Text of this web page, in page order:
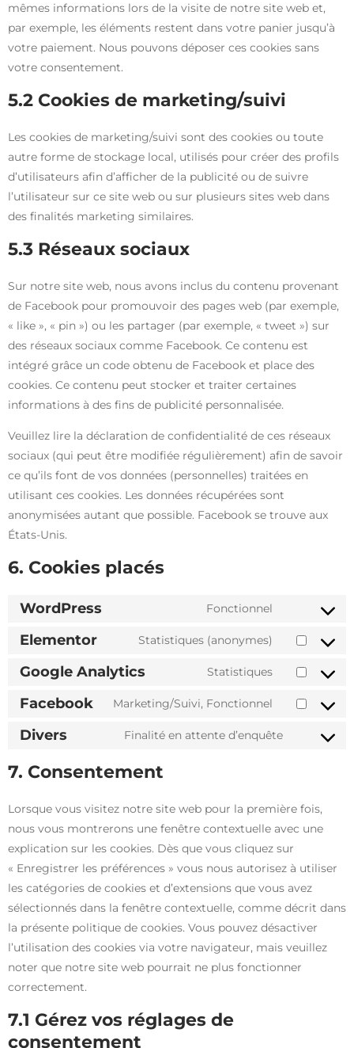
mêmes informations lors de la visite de notre site web et,
par exemple, les éléments restent dans votre panier jusqu’à
votre paiement. Nous pouvons déposer ces cookies sans
votre consentement.
5.2 Cookies de marketing/suivi
Les cookies de marketing/suivi sont des cookies ou toute
autre forme de stockage local, utilisés pour créer des profils
d’utilisateurs afin d’afficher de la publicité ou de suivre
l’utilisateur sur ce site web ou sur plusieurs sites web dans
des finalités marketing similaires.
5.3 Réseaux sociaux
Sur notre site web, nous avons inclus du contenu provenant
de Facebook pour promouvoir des pages web (par exemple,
« like », « pin ») ou les partager (par exemple, « tweet ») sur
des réseaux sociaux comme Facebook. Ce contenu est
intégré grâce un code obtenu de Facebook et place des
cookies. Ce contenu peut stocker et traiter certaines
informations à des fins de publicité personnalisée.
Veuillez lire la déclaration de confidentialité de ces réseaux
sociaux (qui peut être modifiée régulièrement) afin de savoir
ce qu’ils font de vos données (personnelles) traitées en
utilisant ces cookies. Les données récupérées sont
anonymisées autant que possible. Facebook se trouve aux
États-Unis.
6. Cookies placés
WordPress Fonctionnel
Elementor Statistiques (anonymes)
Google Analytics Statistiques
Facebook Marketing/Suivi, Fonctionnel
Divers Finalité en attente d’enquête
7. Consentement
Lorsque vous visitez notre site web pour la première fois,
nous vous montrerons une fenêtre contextuelle avec une
explication sur les cookies. Dès que vous cliquez sur
« Enregistrer les préférences » vous nous autorisez à utiliser
les catégories de cookies et d’extensions que vous avez
sélectionnés dans la fenêtre contextuelle, comme décrit dans
la présente politique de cookies. Vous pouvez désactiver
l’utilisation des cookies via votre navigateur, mais veuillez
noter que notre site web pourrait ne plus fonctionner
correctement.
7.1 Gérez vos réglages de
consentement